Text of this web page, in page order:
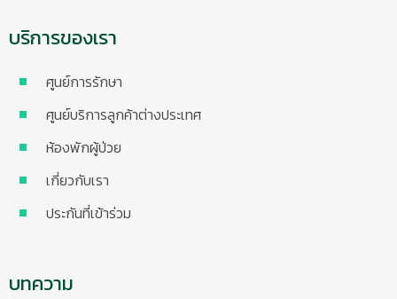
บริการของเรา
ศูนย์การรักษา
ศูนย์บริการลูกค้าต่างประเทศ
ห้องพักผู้ป่วย
เกี่ยวกับเรา
ประกันที่เข้าร่วม
บทความ